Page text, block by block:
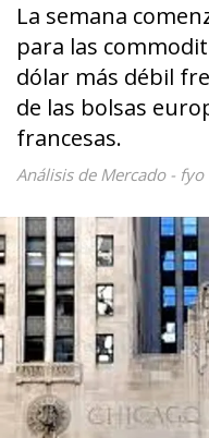
La semana
para las
dólar más débil
de las bolsas
francesas.
Análisis de Mercado - fyo